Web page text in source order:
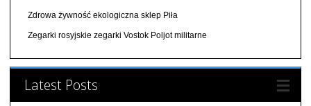
Zdrowa żywność ekologiczna sklep Piła
Zegarki rosyjskie zegarki Vostok Poljot militarne
Latest Posts